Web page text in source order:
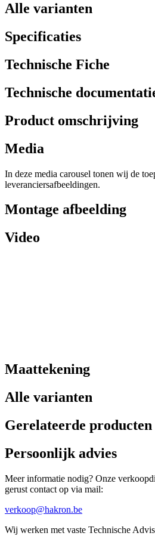
Alle varianten
Specificaties
Technische Fiche
Technische
Product omschrijving
Media
In deze media carousel tonen wij de
leveranciersafbeeldingen.
Montage afbeelding
Video
Maattekening
Alle varianten
Gerelateerde producten
Persoonlijk advies
Meer informatie nodig? Onze
gerust contact op via mail:
verkoop@hakron.be
Wij werken met vaste Technische